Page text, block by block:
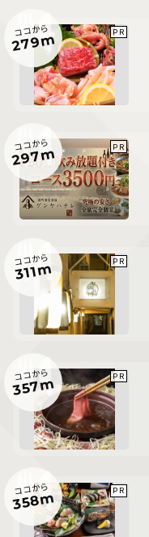
ココから
279m
ココから
297m
ココから
311m
ココから
357m
ココから
358m